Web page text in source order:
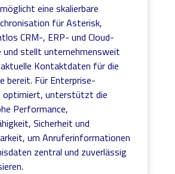
eine skalierbare
für Asterisk,
CRM-, ERP- und Cloud-
und stellt unternehmensweit
Kontaktdaten für die
bereit. Für Enterprise-
optimiert, unterstützt die
Performance,
Sicherheit und
um Anruferinformationen
zentral und zuverlässig